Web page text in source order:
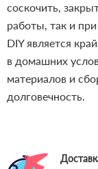
соскочить,
работы, так и
DIY является
в домашних
материалов и
долговечность.